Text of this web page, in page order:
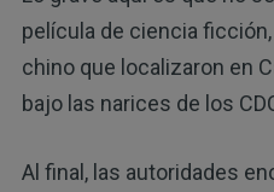
película de ciencia
chino que localizaron en
bajo las narices de los
Al final, las autoridades